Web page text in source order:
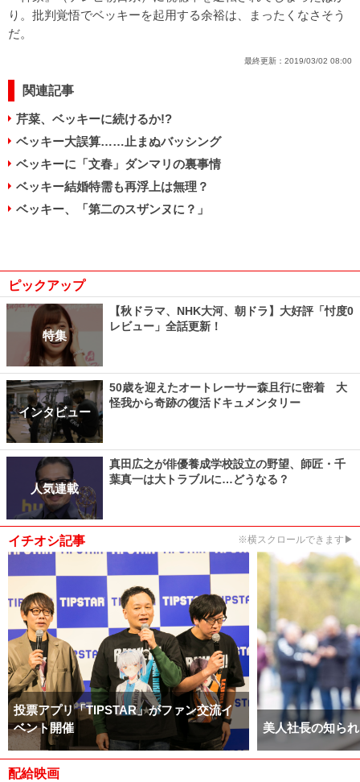
り。批判覚悟でベッキーを起用する余裕は、まったくなさそう
だ。
最終更新： 2019/03/02 08:00
関連記事
芹菜、ベッキーに続けるか!?
ベッキー大誤算……止まぬバッシング
ベッキーに「文春」ダンマリの裏事情
ベッキー結婚特需も再浮上は無理？
ベッキー、「第二のスザンヌに？」
ピックアップ
特集
【秋ドラマ、NHK大河、朝ドラ】大好評「忖度0
レビュー」全話更新！
インタビュー
50歳を迎えたオートレーサー森且行に密着 大
怪我から奇跡の復活ドキュメンタリー
人気連載
真田広之が俳優養成学校設立の野望、師匠・千
葉真一は大トラブルに…どうなる？
イチオシ記事 ※横スクロールできます▶
投票アプリ「TIPSTAR」がファン交流イ
ベント開催
美人社長の知ら
配給映画